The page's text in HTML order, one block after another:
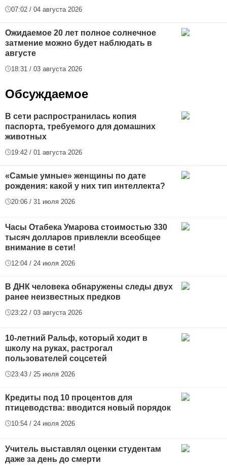
07:02 / 04 августа 2026
Ожидаемое 20 лет полное солнечное
затмение можно будет наблюдать в
августе
18:31 / 03 августа 2026
Обсуждаемое
В сети распространилась копия
паспорта, требуемого для домашних
животных
19:42 / 01 августа 2026
«Самые умные» женщины по дате
рождения: какой у них тип интеллекта?
20:06 / 31 июля 2026
Часы Отабека Умарова стоимостью 330
тысяч долларов привлекли всеобщее
внимание в сети!
12:04 / 24 июля 2026
В ДНК человека обнаружены следы двух
ранее неизвестных предков
23:22 / 03 августа 2026
10-летний Ральф, который ходит в
школу на руках, растрогал
пользователей соцсетей
23:43 / 25 июля 2026
Кредиты под 10 процентов для
птицеводства: вводится новый порядок
10:54 / 24 июля 2026
Учитель выставлял оценки студентам
даже за день до смерти